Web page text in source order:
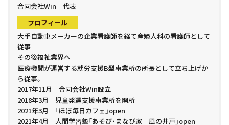
合同会社Win 代表
プロフィール
大手自動車メーカーの企業看護師を経て産婦人科の看護師として
従事
その後福祉業界へ
医療機関が運営する就労支援B型事業所の所長として立ち上げか
ら従事。
2017年11月 合同会社Win設立
2018年3月 児童発達支援事業所を開所
2021年3月 「ほぼ毎日カフェ」open
2021年4月 人間学習塾「あそび・まなび家 風の井戸」open